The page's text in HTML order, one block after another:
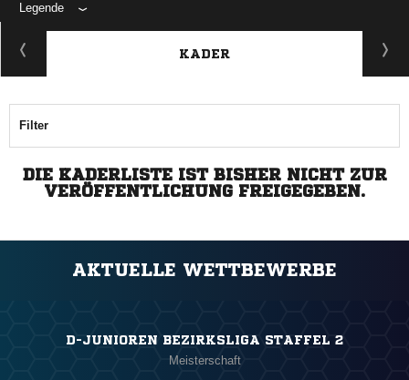
Legende
KADER
Filter
DIE KADERLISTE IST BISHER NICHT ZUR
VERÖFFENTLICHUNG FREIGEGEBEN.
AKTUELLE WETTBEWERBE
D-JUNIOREN BEZIRKSLIGA STAFFEL 2
Meisterschaft